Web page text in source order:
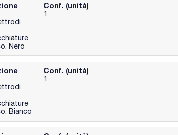
Nero
Conf. (unità)
1
Bianco
Conf. (unità)
1